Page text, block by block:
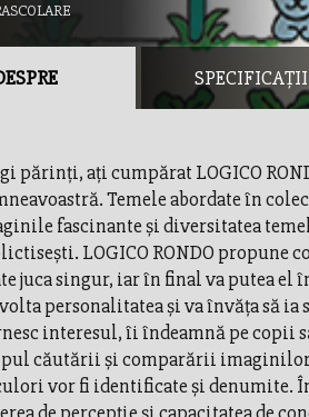
SPECIFICAȚII
părinţi, aţi cumpărat LOGICO
Temele abordate în
fascinante şi diversitatea
LOGICO RONDO
juca singur, iar în final va putea
personalitatea şi va învăţa să
interesul, îi îndeamnă pe copii
căutării şi comparării imaginilor
vor fi identificate şi denumite.